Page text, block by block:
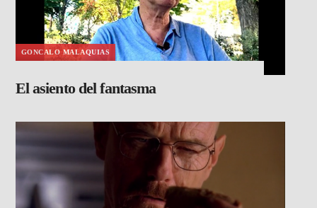
GONCALO MALAQUIAS
El asiento del fantasma